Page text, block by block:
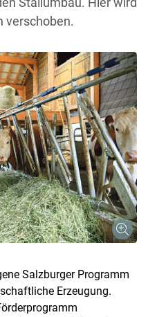
verschoben.
Salzburger Programm
Erzeugung.